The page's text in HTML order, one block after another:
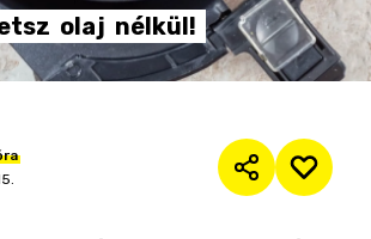
olaj nélkül!